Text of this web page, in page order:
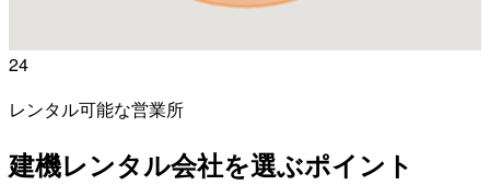
24
レンタル可能な営業所
建機レンタル会社を選ぶポイント